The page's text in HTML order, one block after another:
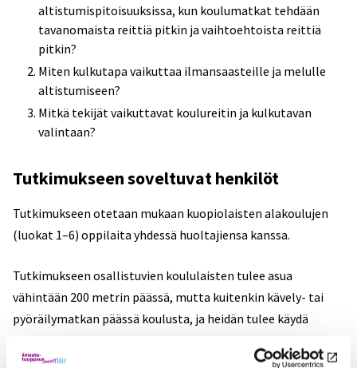
altistumispitoisuuksissa, kun koulumatkat tehdään
tavanomaista reittiä pitkin ja vaihtoehtoista reittiä
pitkin?
Miten kulkutapa vaikuttaa ilmansaasteille ja melulle
altistumiseen?
Mitkä tekijät vaikuttavat koulureitin ja kulkutavan
valintaan?
Tutkimukseen soveltuvat henkilöt
Tutkimukseen otetaan mukaan kuopiolaisten alakoulujen
(luokat 1–6) oppilaita yhdessä huoltajiensa kanssa.
Tutkimukseen osallistuvien koululaisten tulee asua
vähintään 200 metrin päässä, mutta kuitenkin kävely- tai
pyöräilymatkan päässä koulusta, ja heidän tulee käydä